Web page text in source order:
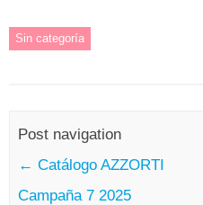
Sin categoría
Post navigation
← Catálogo AZZORTI
Campaña 7 2025